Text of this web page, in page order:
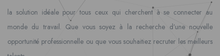
la solution idéale pour tous ceux qui cherchent à se connecter au
monde du travail. Que vous soyez à la recherche d’une nouvelle
opportunité professionnelle ou que vous souhaitiez recruter les meilleurs